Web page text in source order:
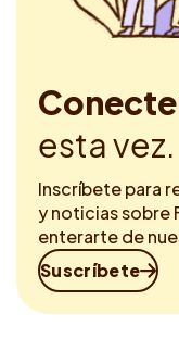
esta vez.
Inscríbete para
y noticias sobre
enterarte de
Suscríbete